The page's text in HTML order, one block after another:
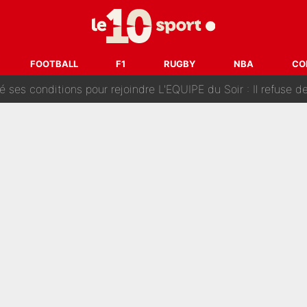
FOOTBALL F1 RUGBY NBA
Voice Kids : Contacté par Matt Pokora, Kylian Mbappé a
terminé, DAZN a fait son choix pour Benjamin Da Silva et
conditions pour rejoindre L'EQUIPE du Soir : Il refuse de faire